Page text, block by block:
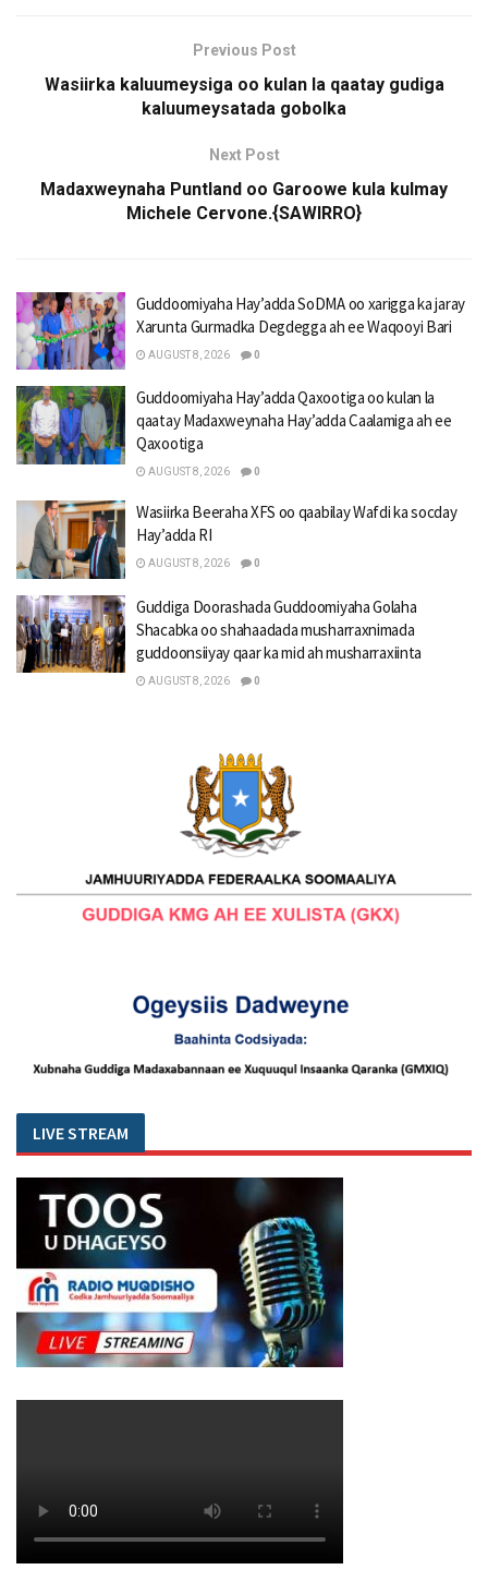
Previous Post
Wasiirka kaluumeysiga oo kulan la qaatay gudiga
kaluumeysatada gobolka
Next Post
Madaxweynaha Puntland oo Garoowe kula kulmay
Michele Cervone.{SAWIRRO}
Guddoomiyaha Hay’adda SoDMA oo xarigga ka jaray
Xarunta Gurmadka Degdegga ah ee Waqooyi Bari
AUGUST 8, 2026 0
Guddoomiyaha Hay’adda Qaxootiga oo kulan la
qaatay Madaxweynaha Hay’adda Caalamiga ah ee
Qaxootiga
AUGUST 8, 2026 0
Wasiirka Beeraha XFS oo qaabilay Wafdi ka socday
Hay’adda RI
AUGUST 8, 2026 0
Guddiga Doorashada Guddoomiyaha Golaha
Shacabka oo shahaadada musharraxnimada
guddoonsiiyay qaar ka mid ah musharraxiinta
AUGUST 8, 2026 0
LIVE STREAM